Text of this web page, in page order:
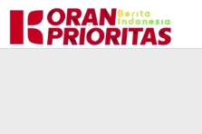
Lewati
konten